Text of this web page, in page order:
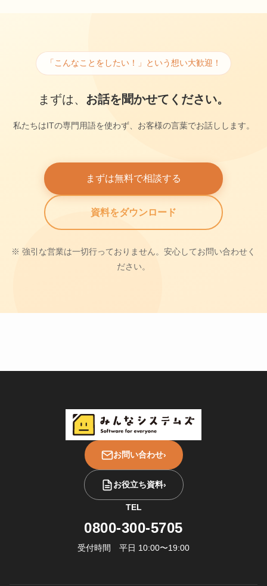
「こんなことをしたい！」という想い大歓迎！
まずは、 お話を聞かせてください。
私たちはITの専門用語を使わず、お客様の言葉でお話しします。
まずは無料で相談する
資料をダウンロード
※ 強引な営業は一切行っておりません。安心してお問い合わせく
ださい。
お問い合わせ›
お役立ち資料›
TEL
0800-300-5705
受付時間 平日 10:00〜19:00